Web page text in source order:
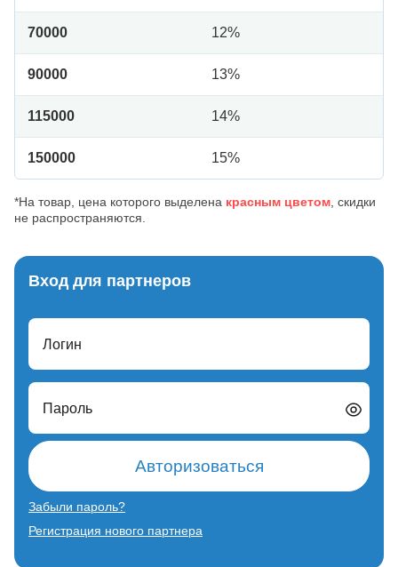
70000 12%
90000 13%
115000 14%
150000 15%
*На товар, цена которого выделена красным цветом , скидки
не распространяются.
Вход для партнеров
Логин
Пароль
Авторизоваться
Забыли пароль?
Регистрация нового партнера